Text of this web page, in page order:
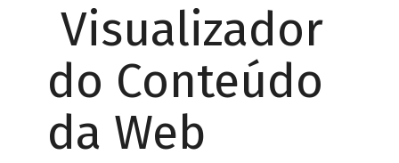
Visualizador
do Conteúdo
da Web